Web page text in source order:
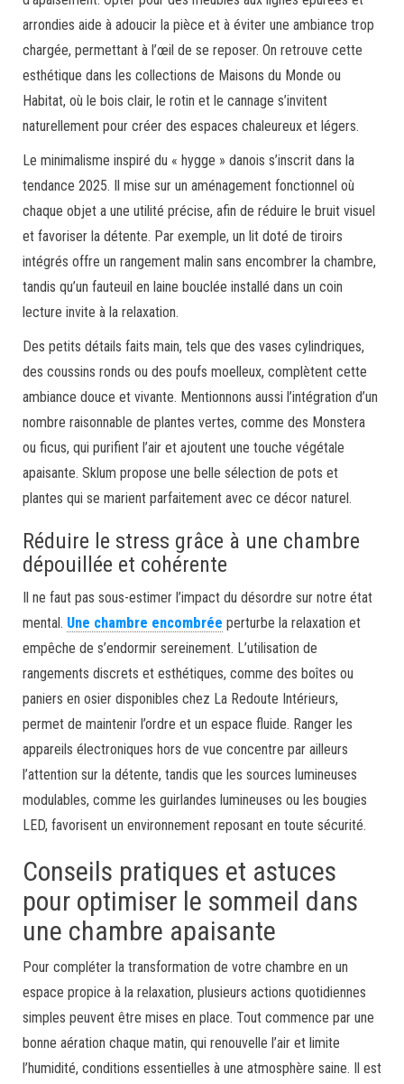
arrondies aide à adoucir la pièce et à éviter une ambiance trop
chargée, permettant à l’œil de se reposer. On retrouve cette
esthétique dans les collections de Maisons du Monde ou
Habitat, où le bois clair, le rotin et le cannage s’invitent
naturellement pour créer des espaces chaleureux et légers.
Le minimalisme inspiré du « hygge » danois s’inscrit dans la
tendance 2025. Il mise sur un aménagement fonctionnel où
chaque objet a une utilité précise, afin de réduire le bruit visuel
et favoriser la détente. Par exemple, un lit doté de tiroirs
intégrés offre un rangement malin sans encombrer la chambre,
tandis qu’un fauteuil en laine bouclée installé dans un coin
lecture invite à la relaxation.
Des petits détails faits main, tels que des vases cylindriques,
des coussins ronds ou des poufs moelleux, complètent cette
ambiance douce et vivante. Mentionnons aussi l’intégration d’un
nombre raisonnable de plantes vertes, comme des Monstera
ou ficus, qui purifient l’air et ajoutent une touche végétale
apaisante. Sklum propose une belle sélection de pots et
plantes qui se marient parfaitement avec ce décor naturel.
Réduire le stress grâce à une chambre
dépouillée et cohérente
Il ne faut pas sous-estimer l’impact du désordre sur notre état
mental. Une chambre encombrée perturbe la relaxation et
empêche de s’endormir sereinement. L’utilisation de
rangements discrets et esthétiques, comme des boîtes ou
paniers en osier disponibles chez La Redoute Intérieurs,
permet de maintenir l’ordre et un espace fluide. Ranger les
appareils électroniques hors de vue concentre par ailleurs
l’attention sur la détente, tandis que les sources lumineuses
modulables, comme les guirlandes lumineuses ou les bougies
LED, favorisent un environnement reposant en toute sécurité.
Conseils pratiques et astuces
pour optimiser le sommeil dans
une chambre apaisante
Pour compléter la transformation de votre chambre en un
espace propice à la relaxation, plusieurs actions quotidiennes
simples peuvent être mises en place. Tout commence par une
bonne aération chaque matin, qui renouvelle l’air et limite
l’humidité, conditions essentielles à une atmosphère saine. Il est